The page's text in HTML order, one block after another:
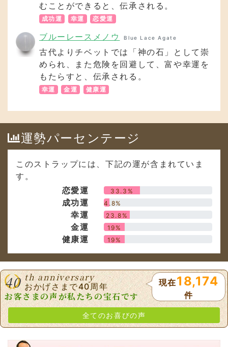
むことができると、伝承される。
成功運 幸運 恋愛運
ブルーレースメノウ Blue Lace Agate
古代よりチベットでは「神の石」として崇
められ、また危険を回避して、富や幸運を
もたらすと、伝承される。
幸運 金運 健康運
運勢パーセンテージ
このストラップには、下記の運が含まれていま
す。
恋愛運
33.3%
成功運 4.8%
幸運 23.8%
金運 19%
健康運 19%
40 th anniversary
おかげさまで40周年
お客さまの声が私たちの宝石です
現在18,174
件
全てのお喜びの声